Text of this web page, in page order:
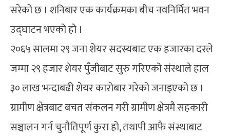
सरेको छ । शनिबार एक कार्यक्रमका बीच नवनिर्मित भवन
उद्घाटन भएको हो ।
२०६५ सालमा २९ जना शेयर सदस्यबाट एक हजारका दरले
जम्मा २९ हजार शेयर पुँजीबाट सुरु गरिएको संस्थाले हाल
३० लाख भन्दाबढी शेयर कारोबार गरेको जनाइएको छ ।
ग्रामीण क्षेत्रबाट बचत संकलन गरी ग्रामीण क्षेत्रमै सहकारी
सञ्चालन गर्न चुनौतिपूर्ण कुरा हो, तथापी आफै संस्थाबाट